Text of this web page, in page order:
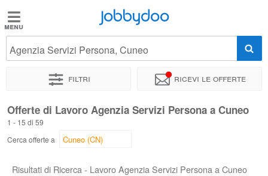
Jobbydoo
Offerte
Stipendi
Elenco
Jobbydoo
Agenzia Servizi Persona, Cuneo
Filtri Ricevi le offerte
Offerte di Lavoro Agenzia Servizi Persona a Cuneo
1 - 15 di 59
Cerca offerte a
Risultati di Ricerca - Lavoro Agenzia Servizi Persona a Cuneo